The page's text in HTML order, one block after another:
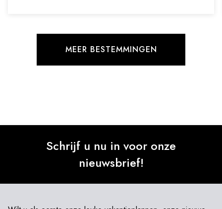
MEER BESTEMMINGEN
Schrijf u nu in voor onze
nieuwsbrief!